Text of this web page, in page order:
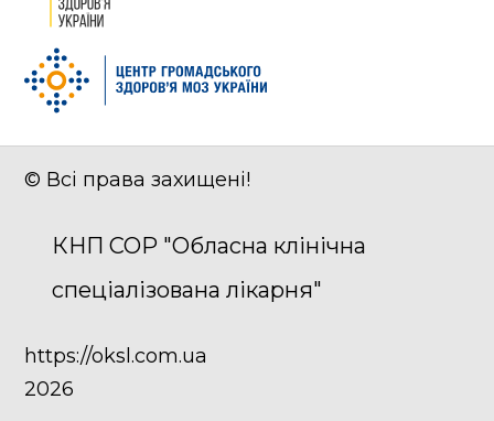
© Всі права захищені!
КНП СОР "Обласна клінічна
спеціалізована лікарня"
https://oksl.com.ua
2026